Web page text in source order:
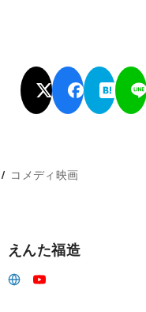
コメディ映画
えんた福造